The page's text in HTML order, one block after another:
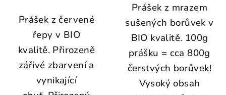
Prášek z červené
řepy v BIO
kvalitě. Přirozeně
zářivé zbarvení a
vynikající
Prášek z mrazem
sušených borůvek v
BIO kvalitě. 100g
prášku = cca 800g
čerstvých borůvek!
Vysoký obsah